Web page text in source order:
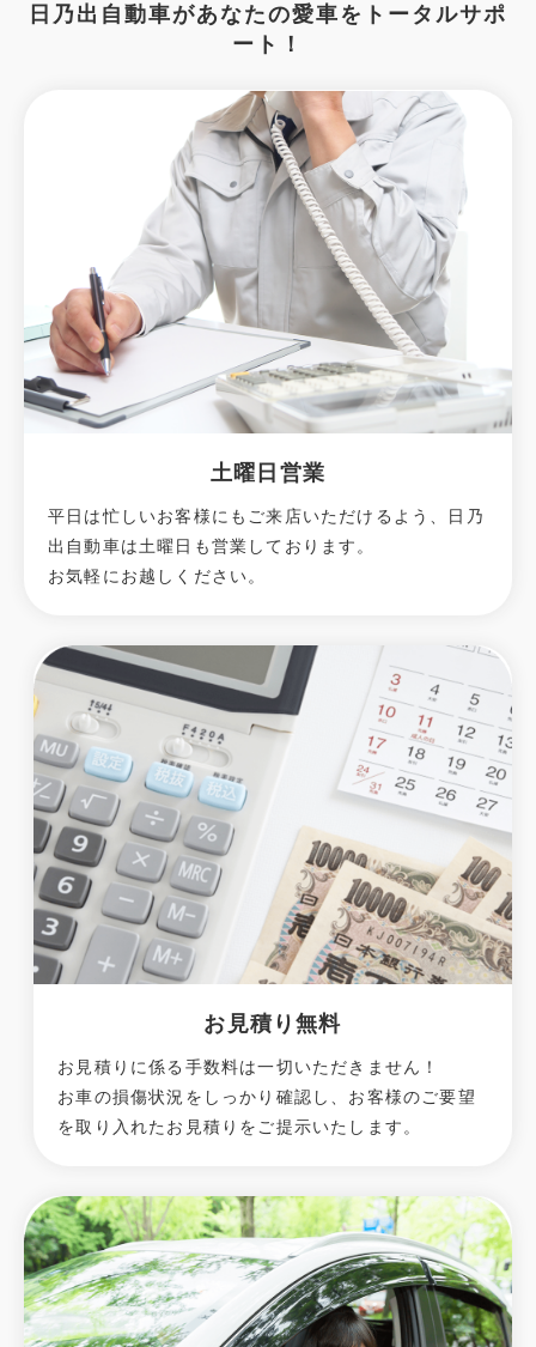
日乃出自動車があなたの愛車をトータルサポ
ート！
土曜日営業
平日は忙しいお客様にもご来店いただけるよう、日乃
出自動車は土曜日も営業しております。
お気軽にお越しください。
お見積り無料
お見積りに係る手数料は一切いただきません！
お車の損傷状況をしっかり確認し、お客様のご要望
を取り入れたお見積りをご提示いたします。